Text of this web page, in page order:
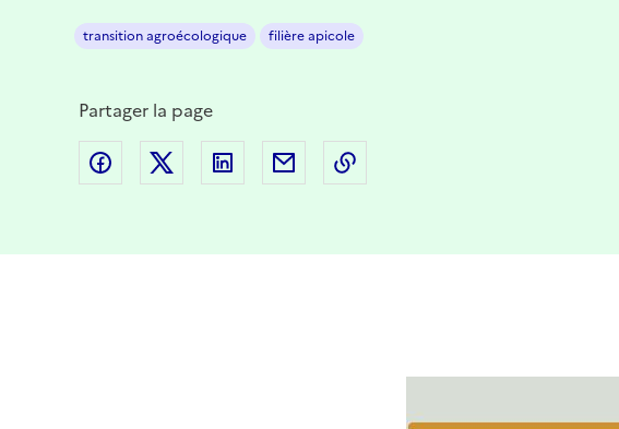
transition agroécologique filière apicole
Partager la page
Partager sur Facebook
Partager sur Twitter
Partager sur LinkedIn
Partager par email